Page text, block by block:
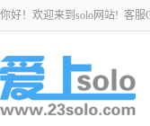
你好！欢迎来到solo网站! 客服